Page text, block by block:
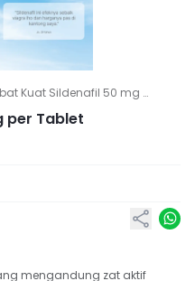
Obat Kuat Sildenafil 50 mg per Tablet
per Tablet
mengandung zat aktif